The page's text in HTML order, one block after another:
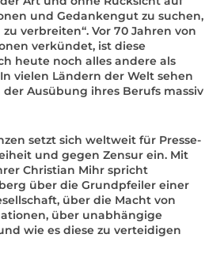
und Gedankengut zu suchen,
verbreiten“. Vor 70 Jahren von
verkündet, ist diese
heute noch alles andere als
vielen Ländern der Welt sehen
Ausübung ihres Berufs massiv
setzt sich weltweit für Presse-
und gegen Zensur ein. Mit
Christian Mihr spricht
über die Grundpfeiler einer
über die Macht von
über unabhängige
wie es diese zu verteidigen